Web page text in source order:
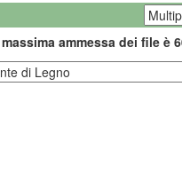
ammessa dei file è